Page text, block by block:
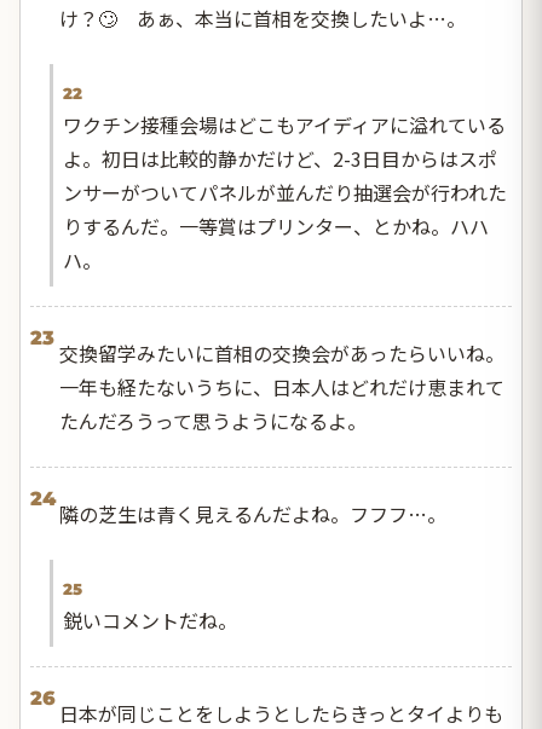
け？🙄 あぁ、本当に首相を交換したいよ…。
22
ワクチン接種会場はどこもアイディアに溢れている
よ。初日は比較的静かだけど、2-3日目からはスポ
ンサーがついてパネルが並んだり抽選会が行われた
りするんだ。一等賞はプリンター、とかね。ハハ
ハ。
23
交換留学みたいに首相の交換会があったらいいね。
一年も経たないうちに、日本人はどれだけ恵まれて
たんだろうって思うようになるよ。
24
隣の芝生は青く見えるんだよね。フフフ…。
25
鋭いコメントだね。
26
日本が同じことをしようとしたらきっとタイよりも